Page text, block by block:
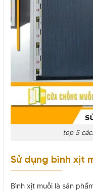
top 5
Sử dụng bình xịt
Bình xịt muỗi là sản